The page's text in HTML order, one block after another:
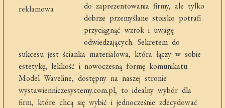
do zaprezentowania firmy, ale tylko
dobrze przemyślane stoisko potrafi
przyciągnąć wzrok i uwagę
odwiedzających. Sekretem do
sukcesu jest ścianka materiałowa, która łączy w sobie
estetykę, lekkość i nowoczesną formę komunikatu.
Model Waveline, dostępny na naszej stronie
wystawienniczesystemy.com.pl, to idealny wybór dla
firm, które chcą się wybić i jednocześnie zdecydować